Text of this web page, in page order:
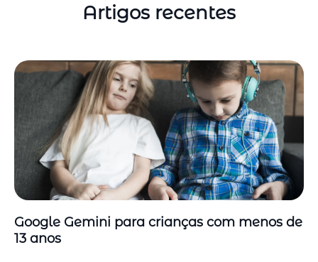
Artigos recentes
Google Gemini para crianças com menos de
13 anos